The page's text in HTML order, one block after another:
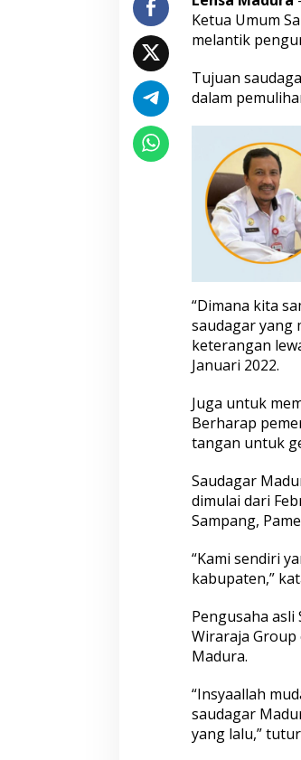
m
a
d
a
'
u
f
M
a
u
l
a
n
a
b
a
g
a
e
t
u
m
Ketua Umum
melantik
Tujuan
dalam
“Dimana kita
saudagar yang
keterangan
Januari 2022.
Juga untuk
Berharap
tangan untuk
Saudagar
dimulai dari
Sampang,
“Kami sendiri
kabupaten,”
Pengusaha
Wiraraja
Madura.
“Insyaallah
saudagar
yang lalu,”